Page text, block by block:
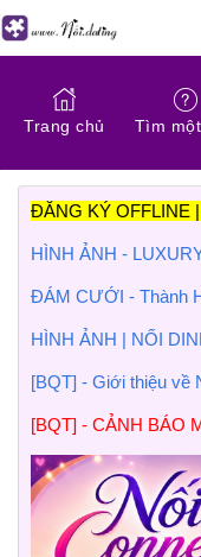
Trang chủ Tìm
ĐĂNG KÝ OFFLINE
HÌNH ẢNH -
ĐÁM CƯỚI - Thành
HÌNH ẢNH | NỐI
[BQT] - Giới thiệu về
[BQT] - CẢNH BÁO